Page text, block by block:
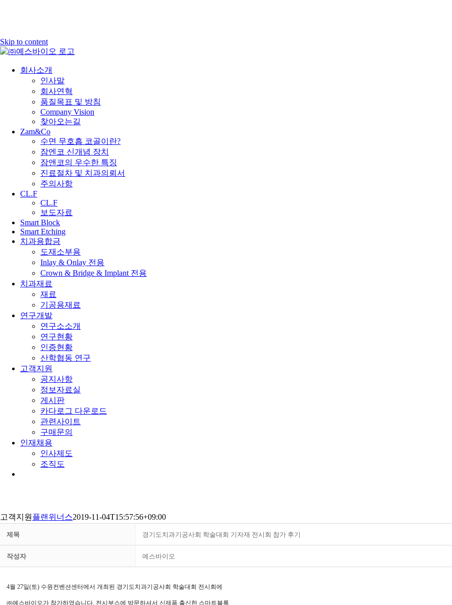
Skip to content
회사소개
인사말
회사연혁
품질목표 및 방침
Company Vision
찾아오는길
Zam&Co
수면 무호흡 코골이란?
잠엔코 신개념 장치
잠앤코의 우수한 특징
진료절차 및 치과의뢰서
주의사항
CL.F
CL.F
보도자료
Smart Block
Smart Etching
치과용합금
도재소부용
Inlay & Onlay 전용
Crown & Bridge & Implant 전용
치과재료
재료
기공용재료
연구개발
연구소소개
연구현황
인증현황
산학협동 연구
고객지원
공지사항
정보자료실
게시판
카다로그 다운로드
관련사이트
구매문의
인재채용
인사제도
조직도
고객지원 플랜위너스2019-11-04T15:57:56+09:00
제목 경기도치과기공사회 학술대회 기자재 전시회 참가 후기
작성자 예스바이오
4월 27일(토) 수원컨벤션센터에서 개최된 경기도치과기공사회 학술대회 전시회에
㈜예스바이오가 참가하였습니다. 전시부스에 방문하셔서 신제품 출신한 스마트블록